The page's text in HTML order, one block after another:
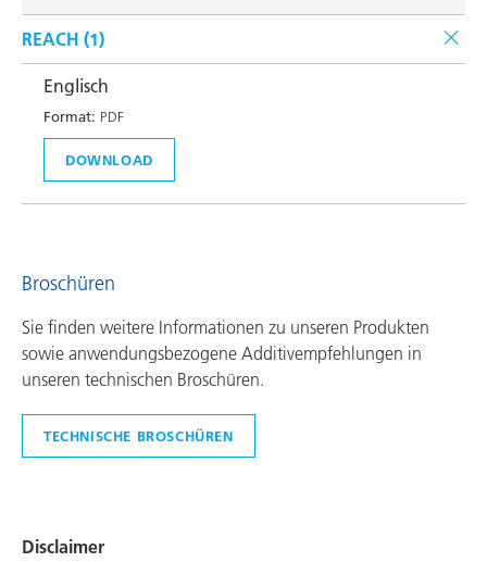
REACH (1)
Englisch
Format: PDF
DOWNLOAD
Broschüren
Sie finden weitere Informationen zu unseren Produkten
sowie anwendungsbezogene Additivempfehlungen in
unseren technischen Broschüren.
TECHNISCHE BROSCHÜREN
Disclaimer